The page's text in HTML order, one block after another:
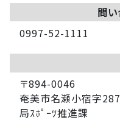
問
0997-52-1111
〒894-0046
奄美市名瀬小宿字
局ｽﾎﾟｰﾂ推進課